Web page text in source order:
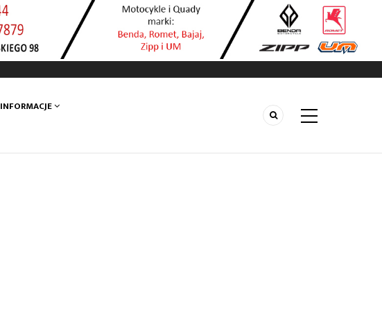
INFORMACJE